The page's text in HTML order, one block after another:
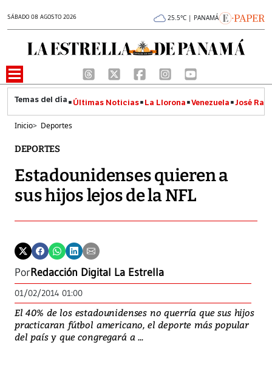
SÁBADO 08 AGOSTO 2026 25.5°C | PANAMÁ
Últimas Noticias La Llorona Venezuela José
Inicio> Deportes
DEPORTES
Estadounidenses quieren a
sus hijos lejos de la NFL
PorRedacción Digital La Estrella
01/02/2014 01:00
El 40% de los estadounidenses no querría que sus hijos
practicaran fútbol americano, el deporte más popular
del país y que congregará a ...